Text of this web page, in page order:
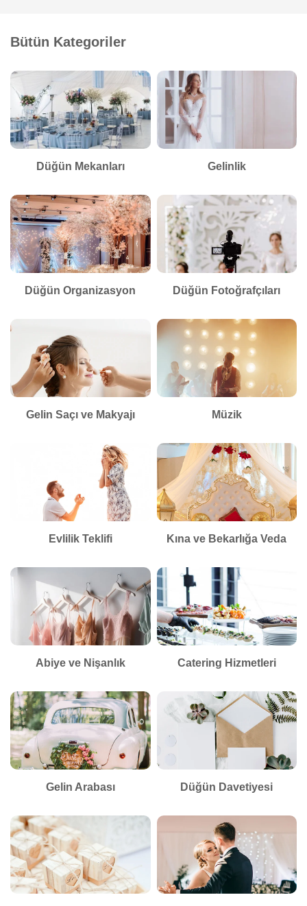
Bütün Kategoriler
Düğün Mekanları Gelinlik
Düğün Organizasyon Düğün Fotoğrafçıları
Gelin Saçı ve Makyajı Müzik
Evlilik Teklifi Kına ve Bekarlığa Veda
Abiye ve Nişanlık Catering Hizmetleri
Gelin Arabası Düğün Davetiyesi